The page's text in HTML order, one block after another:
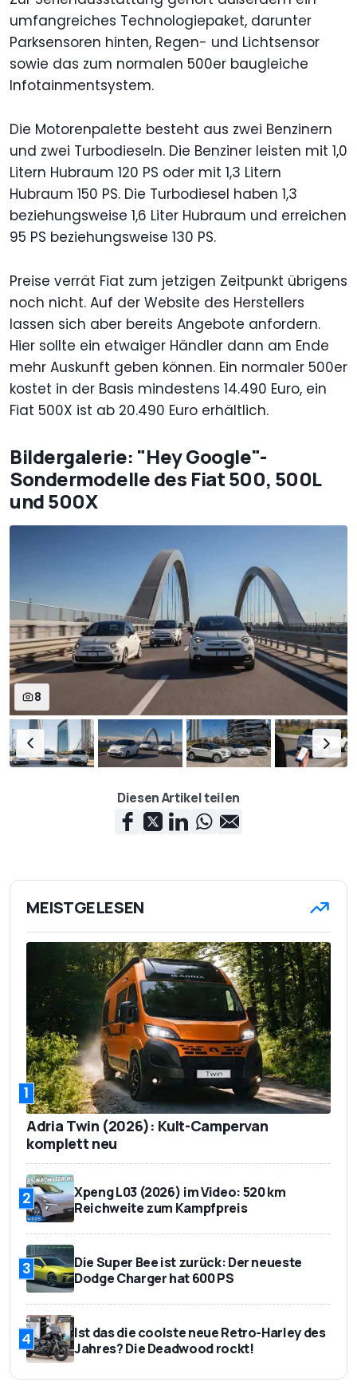
umfangreiches Technologiepaket, darunter
Parksensoren hinten, Regen- und Lichtsensor
sowie das zum normalen 500er baugleiche
Infotainmentsystem.
Die Motorenpalette besteht aus zwei Benzinern
und zwei Turbodieseln. Die Benziner leisten mit 1,0
Litern Hubraum 120 PS oder mit 1,3 Litern
Hubraum 150 PS. Die Turbodiesel haben 1,3
beziehungsweise 1,6 Liter Hubraum und erreichen
95 PS beziehungsweise 130 PS.
Preise verrät Fiat zum jetzigen Zeitpunkt übrigens
noch nicht. Auf der Website des Herstellers
lassen sich aber bereits Angebote anfordern.
Hier sollte ein etwaiger Händler dann am Ende
mehr Auskunft geben können. Ein normaler 500er
kostet in der Basis mindestens 14.490 Euro, ein
Fiat 500X ist ab 20.490 Euro erhältlich.
Bildergalerie: "Hey Google"-
Sondermodelle des Fiat 500, 500L
und 500X
8
Diesen Artikel teilen
MEISTGELESEN
1
Adria Twin (2026): Kult-Campervan
komplett neu
2
Xpeng L03 (2026) im Video: 520 km
Reichweite zum Kampfpreis
3
Die Super Bee ist zurück: Der neueste
Dodge Charger hat 600 PS
4
Ist das die coolste neue Retro-Harley des
Jahres? Die Deadwood rockt!